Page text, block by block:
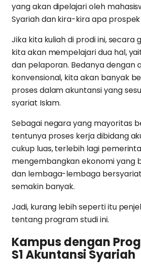
yang akan dipelajari oleh
Syariah dan kira-kira apa
Jika kita kuliah di prodi ini, secara
kita akan mempelajari dua hal,
dan pelaporan. Bedanya dengan
konvensional, kita akan banyak
proses dalam akuntansi yang
syariat Islam.
Sebagai negara yang mayoritas
tentunya proses kerja dibidang
cukup luas, terlebih lagi
mengembangkan ekonomi yang
dan lembaga-lembaga
semakin banyak.
Jadi, kurang lebih seperti itu
tentang program studi ini.
Kampus dengan
S1 Akuntansi Syariah